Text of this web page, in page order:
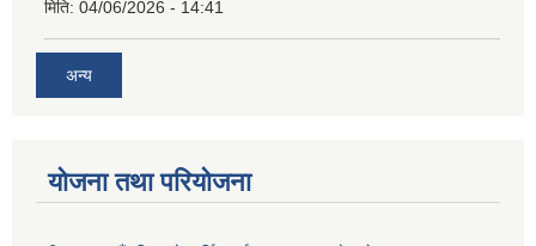
मिति: 04/06/2026 - 14:41
अन्य
योजना तथा परियोजना